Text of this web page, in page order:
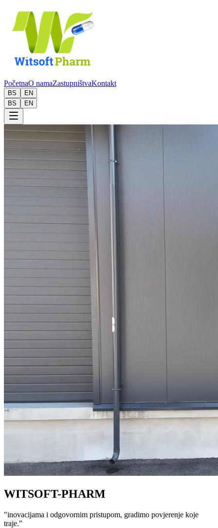
PočetnaO namaZastupništvaKontakt
BS
EN
BS
EN
WITSOFT-PHARM
"inovacijama i odgovornim pristupom, gradimo povjerenje koje
traje."